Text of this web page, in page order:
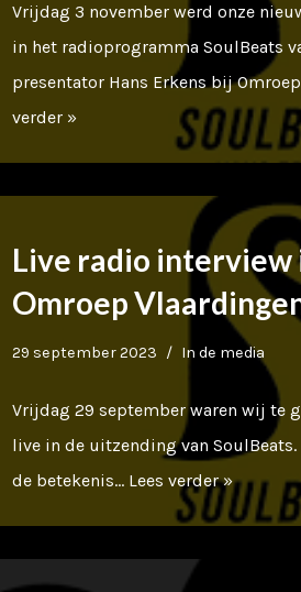
Vrijdag 3 november werd onze
in het radioprogramma SoulBeats
presentator Hans Erkens bij
verder »
Live radio interview
Omroep
29 september 2023 In de media
Vrijdag 29 september waren wij te
live in de uitzending van
de betekenis… Lees verder »